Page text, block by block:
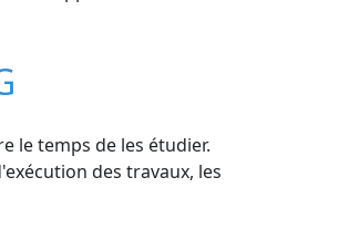
le temps de les étudier.
des travaux, les